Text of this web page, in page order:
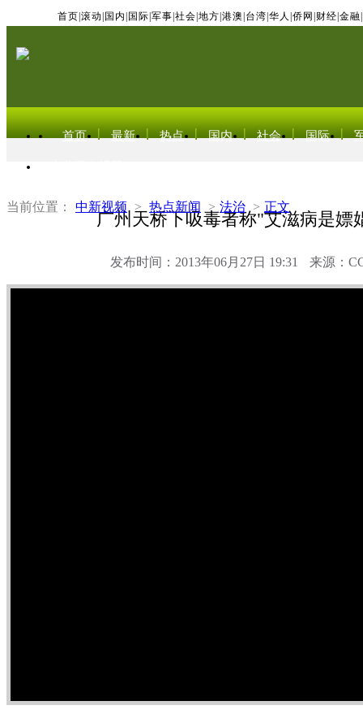
首页 滚动 国内 国际 军事 社会 地方 港澳 台湾 华人 侨网 财经 金融
首页 最新 热点 国内 社会 国际
当前位置： 中新视频 > 热点新闻 > 法治 > 正文
广州天桥下吸毒者称"艾滋病是嫖
发布时间：2013年06月27日 19:31 来源：